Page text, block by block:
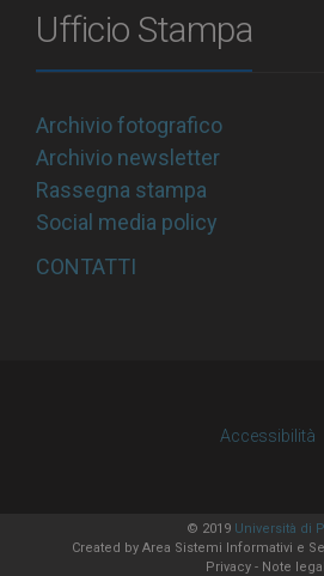
Ufficio Stampa
Archivio fotografico
Archivio newsletter
Rassegna stampa
Social media policy
CONTATTI
Accessibilità
© 2019 Università di
Created by Area Sistemi Informativi e
Privacy - Note